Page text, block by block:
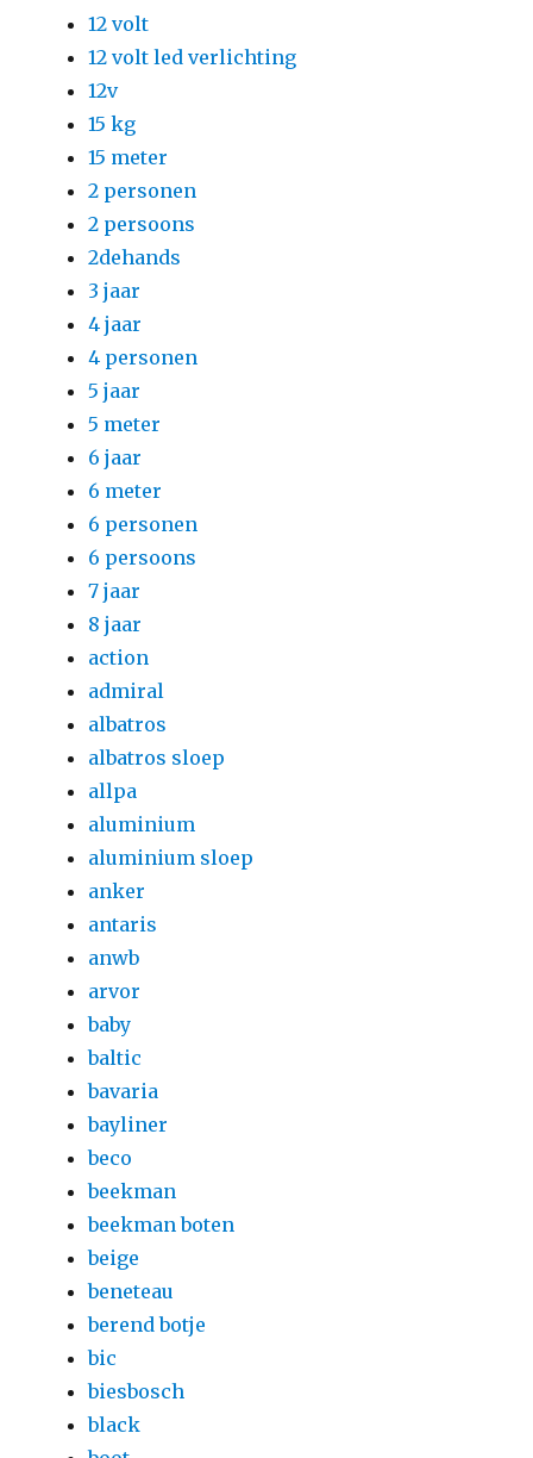
12 volt
12 volt led verlichting
12v
15 kg
15 meter
2 personen
2 persoons
2dehands
3 jaar
4 jaar
4 personen
5 jaar
5 meter
6 jaar
6 meter
6 personen
6 persoons
7 jaar
8 jaar
action
admiral
albatros
albatros sloep
allpa
aluminium
aluminium sloep
anker
antaris
anwb
arvor
baby
baltic
bavaria
bayliner
beco
beekman
beekman boten
beige
beneteau
berend botje
bic
biesbosch
black